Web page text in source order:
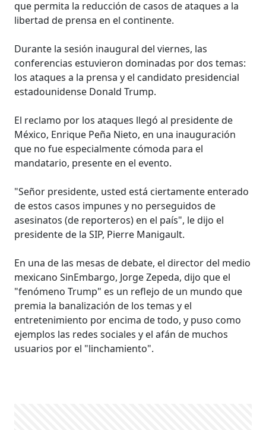
que permita la reducción de casos de ataques a la
libertad de prensa en el continente.
Durante la sesión inaugural del viernes, las
conferencias estuvieron dominadas por dos temas:
los ataques a la prensa y el candidato presidencial
estadounidense Donald Trump.
El reclamo por los ataques llegó al presidente de
México, Enrique Peña Nieto, en una inauguración
que no fue especialmente cómoda para el
mandatario, presente en el evento.
"Señor presidente, usted está ciertamente enterado
de estos casos impunes y no perseguidos de
asesinatos (de reporteros) en el país", le dijo el
presidente de la SIP, Pierre Manigault.
En una de las mesas de debate, el director del medio
mexicano SinEmbargo, Jorge Zepeda, dijo que el
"fenómeno Trump" es un reflejo de un mundo que
premia la banalización de los temas y el
entretenimiento por encima de todo, y puso como
ejemplos las redes sociales y el afán de muchos
usuarios por el "linchamiento".